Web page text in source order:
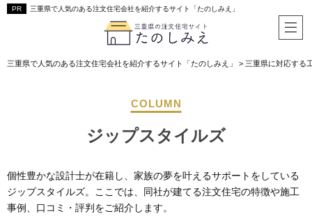
三重県で人気のある注文住宅会社を紹介するサイト「たのしみえ」
三重県で人気のある注文住宅会社を紹介するサイト「たのしみえ」 > 三重県に対応する
ジップスタイルズ
個性豊かな設計士が在籍し、家族の夢を叶えるサポートをしている
ジップスタイルズ。ここでは、同社が建てる注文住宅の特徴や施工
事例、口コミ・評判をご紹介します。